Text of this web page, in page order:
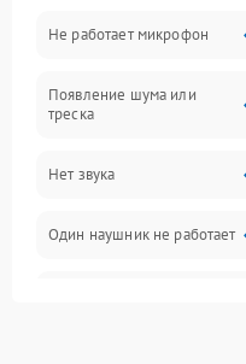
Не работает микрофон
Появление шума или
треска
Нет звука
Один наушник не работает